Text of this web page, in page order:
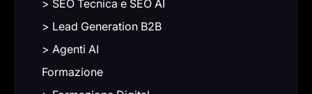
> SEO Tecnica e SEO AI
> Lead Generation B2B
> Agenti AI
Formazione